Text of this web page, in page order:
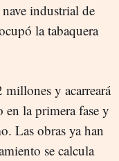
industrial de
la tabaquera
y acarreará
en la primera fase y
Las obras ya han
se calcula